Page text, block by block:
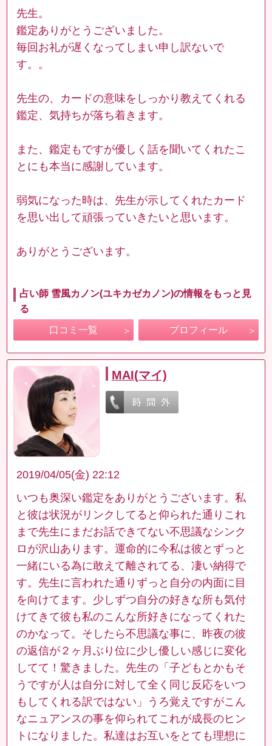
先生。
鑑定ありがとうございました。
毎回お礼が遅くなってしまい申し訳ないで
す。。
先生の、カードの意味をしっかり教えてくれる
鑑定、気持ちが落ち着きます。
また、鑑定もですが優しく話を聞いてくれたこ
とにも本当に感謝しています。
弱気になった時は、先生が示してくれたカード
を思い出して頑張っていきたいと思います。
ありがとうございます。
占い師 雪風カノン(ユキカゼカノン)の情報をもっと見
る
口コミ一覧 プロフィール
MAI(マイ)
2019/04/05(金) 22:12
いつも奥深い鑑定をありがとうございます。私
と彼は状況がリンクしてると仰られた通りこれ
まで先生にまだお話できてない不思議なシンク
ロが沢山あります。運命的に今私は彼とずっと
一緒にいる為に敢えて離されてる、凄い納得で
す。先生に言われた通りずっと自分の内面に目
を向けてます。少しずつ自分の好きな所も気付
けてきて彼も私のこんな所好きになってくれた
のかなって。そしたら不思議な事に、昨夜の彼
の返信が２ヶ月ぶり位に少し優しい感じに変化
してて！驚きました。先生の「子どもとかもそ
うですが人は自分に対して全く同じ反応をいつ
もしてくれる訳ではない」うろ覚えですがこん
なニュアンスの事を仰られてこれが成長のヒン
トになりました。私達はお互いをとても理想に